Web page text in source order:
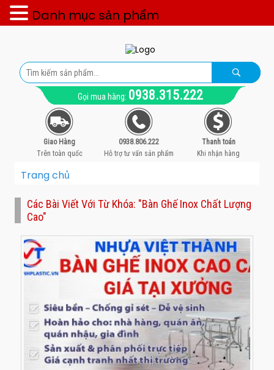
Gọi mua hàng: 0938.315.222
Giao Hàng
Trên toàn quốc
0938.806.222
Hỗ trợ tư vấn sản phẩm
Thanh toán
Khi nhận hàng
Trang chủ
Các Bài Viết Với Từ Khóa: "bàn Ghế Inox Chất Lượng
Cao"
Danh mục sản phẩm